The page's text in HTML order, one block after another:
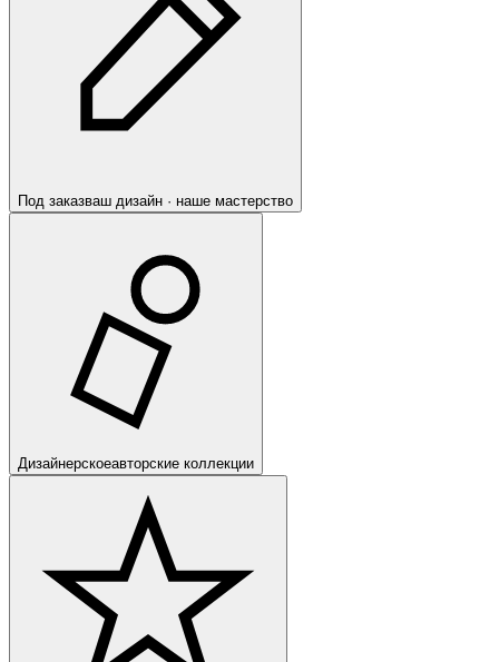
Под заказваш дизайн · наше мастерство
Дизайнерскоеавторские коллекции